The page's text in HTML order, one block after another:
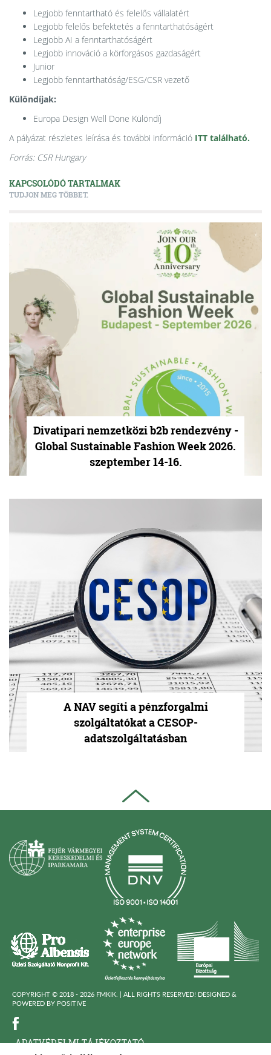
Legjobb fenntartható és felelős vállalatért
Legjobb felelős befektetés a fenntarthatóságért
Legjobb AI a fenntarthatóságért
Legjobb innováció a körforgásos gazdaságért
Junior
Legjobb fenntarthatóság/ESG/CSR vezető
Különdíjak:
Europa Design Well Done Különdíj
A pályázat részletes leírása és további információ ITT található.
Forrás: CSR Hungary
KAPCSOLÓDÓ TARTALMAK
TUDJON MEG TÖBBET.
Divatipari nemzetközi b2b rendezvény -
Global Sustainable Fashion Week 2026.
szeptember 14-16.
A NAV segíti a pénzforgalmi
szolgáltatókat a CESOP-
adatszolgáltatásban
COPYRIGHT © 2018 - 2026 FMKIK. | ALL RIGHTS RESERVED! DESIGNED &
POWERED BY POSITIVE
ADATVÉDELMI TÁJÉKOZTATÓ